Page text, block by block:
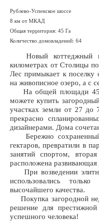
Рублево-Успенское шоссе
8 км от МКАД
Общая территория: 45 Га
Количество домовладений: 64
Новый коттеджный
километрах от Столицы
Лес примыкает к поселку
на живописное озеро, а с
На общей площади 45
можете купить
участках земли от 27 до
прекрасно
дизайнерами. Дома
Бережно сохраненный
гектаров, превратили в
занятий спортом,
расположена развивающая
При возведении
использовались
высочайшего качества.
Покупка загородной
решение для
успешного человека!